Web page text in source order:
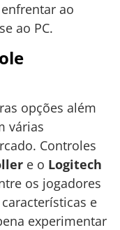
ao
ao PC.
opções além
várias
Controles
e o Logitech
os jogadores
e
experimentar